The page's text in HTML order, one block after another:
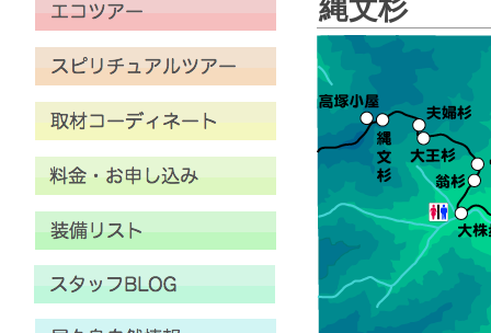
縄文杉